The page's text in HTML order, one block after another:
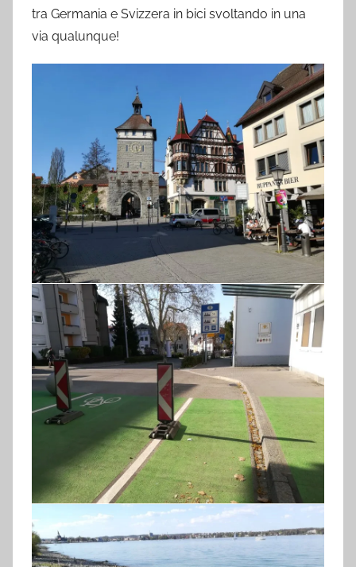
tra Germania e Svizzera in bici svoltando in una
via qualunque!